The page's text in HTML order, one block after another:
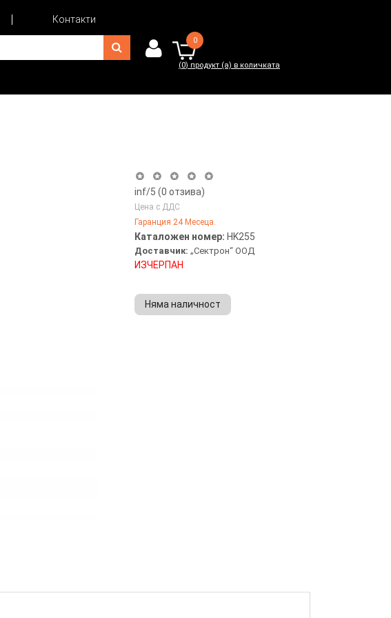
Контакти
0
(0) продукт (а) в количката
inf/5 (0 отзива)
Цена с ДДС
Гаранция 24 Месеца.
Каталожен номер: HK255
Доставчик: „Сектрон“ ООД
ИЗЧЕРПАН
Няма наличност